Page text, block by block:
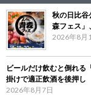
秋の日比
森フェス」
2026年8月
ビールだけ飲むと倒れ
掛けで適正飲酒を後押し
2026年8月7日